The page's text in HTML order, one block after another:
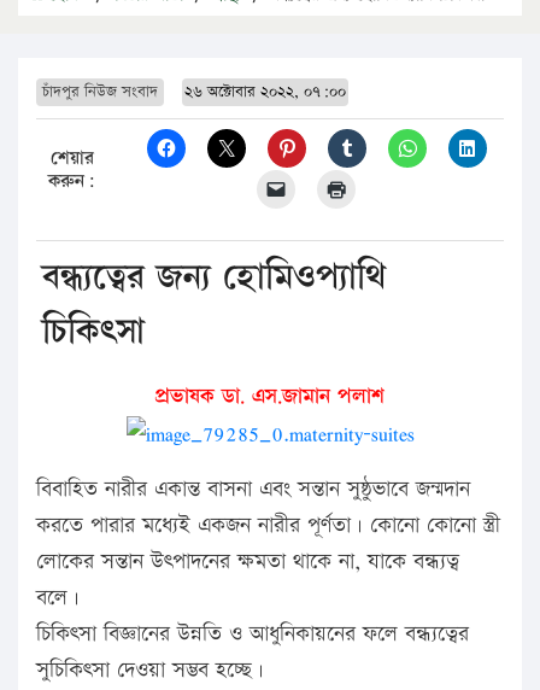
চাঁদপুর নিউজ সংবাদ ২৬ অক্টোবার ২০২২, ০৭:০০
শেয়ার
করুন:
বন্ধ্যত্বের জন্য হোমিওপ্যাথি
চিকিৎসা
প্রভাষক ডা. এস.জামান পলাশ
বিবাহিত নারীর একান্ত বাসনা এবং সন্তান সুষ্ঠুভাবে জন্মদান
করতে পারার মধ্যেই একজন নারীর পূর্ণতা। কোনো কোনো স্ত্রী
লোকের সন্তান উৎপাদনের ক্ষমতা থাকে না, যাকে বন্ধ্যত্ব
বলে।
চিকিৎসা বিজ্ঞানের উন্নতি ও আধুনিকায়নের ফলে বন্ধ্যত্বের
সুচিকিৎসা দেওয়া সম্ভব হচ্ছে।